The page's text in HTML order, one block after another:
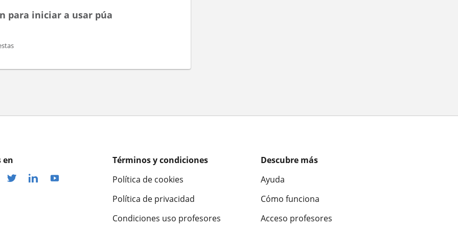
para iniciar a usar púa
en
Términos y condiciones
Política de cookies
Política de privacidad
Condiciones uso profesores
Descubre más
Ayuda
Cómo funciona
Acceso profesores